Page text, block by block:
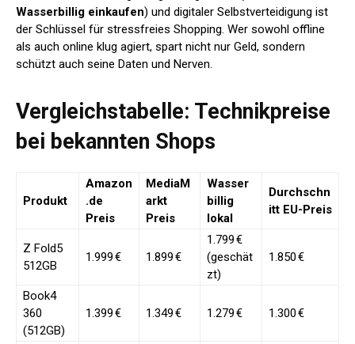
Wasserbillig einkaufen) und digitaler Selbstverteidigung ist
der Schlüssel für stressfreies Shopping. Wer sowohl offline
als auch online klug agiert, spart nicht nur Geld, sondern
schützt auch seine Daten und Nerven.
Vergleichstabelle: Technikpreise
bei bekannten Shops
Produkt
Amazon
.de
Preis
MediaM
arkt
Preis
Wasser
billig
lokal
Durchschn
itt EU-Preis
Z Fold5
512GB
1.999 € 1.899 €
1.799 €
(geschät
zt)
1.850 €
Book4
360
(512GB)
1.399 € 1.349 € 1.279 € 1.300 €